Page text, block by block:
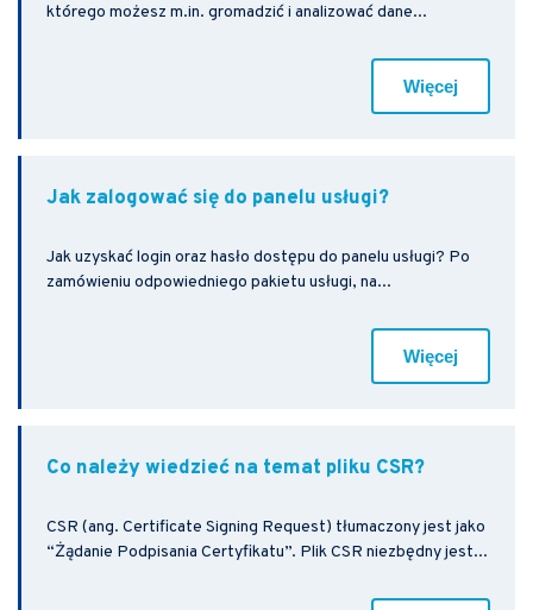
którego możesz m.in. gromadzić i analizować dane...
Więcej
Jak zalogować się do panelu usługi?
Jak uzyskać login oraz hasło dostępu do panelu usługi? Po
zamówieniu odpowiedniego pakietu usługi, na...
Więcej
Co należy wiedzieć na temat pliku CSR?
CSR (ang. Certificate Signing Request) tłumaczony jest jako
“Żądanie Podpisania Certyfikatu”. Plik CSR niezbędny jest...